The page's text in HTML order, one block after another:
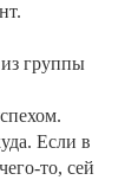
группы
Если в
то, сей